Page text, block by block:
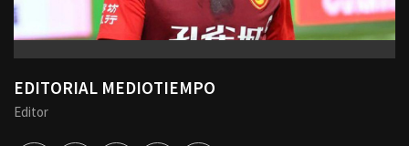
EDITORIAL MEDIOTIEMPO
Editor